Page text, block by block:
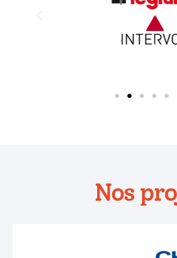
Nos